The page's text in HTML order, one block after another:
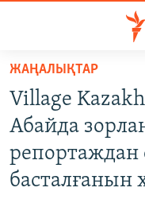
Skip
main
content
to
main
ЖАҢАЛЫҚТАР
САЯСАТ
ҚАҢТАР ОҚИҒАСЫ
ЖАҢАЛЫҚТАР
Village
Абайда
басталғанын